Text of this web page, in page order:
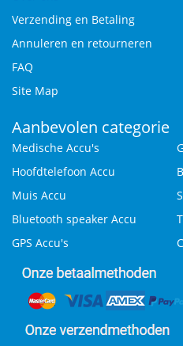
Verzending en Betaling
Annuleren en retourneren
FAQ
Site Map
Aanbevolen categorie
Medische Accu's
Hoofdtelefoon Accu
Muis Accu
Bluetooth speaker Accu
GPS Accu's